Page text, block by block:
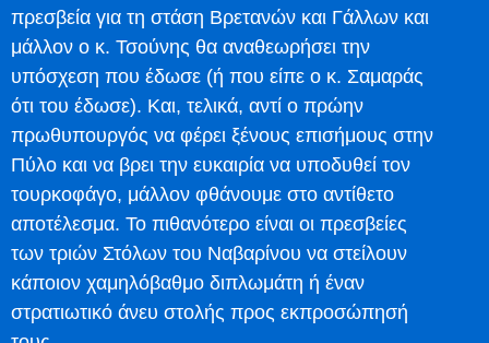
πρεσβεία για τη στάση Βρετανών και Γάλλων και
μάλλον ο κ. Τσούνης θα αναθεωρήσει την
υπόσχεση που έδωσε (ή που είπε ο κ. Σαμαράς
ότι του έδωσε). Και, τελικά, αντί ο πρώην
πρωθυπουργός να φέρει ξένους επισήμους στην
Πύλο και να βρει την ευκαιρία να υποδυθεί τον
τουρκοφάγο, μάλλον φθάνουμε στο αντίθετο
αποτέλεσμα. Το πιθανότερο είναι οι πρεσβείες
των τριών Στόλων του Ναβαρίνου να στείλουν
κάποιον χαμηλόβαθμο διπλωμάτη ή έναν
στρατιωτικό άνευ στολής προς εκπροσώπησή